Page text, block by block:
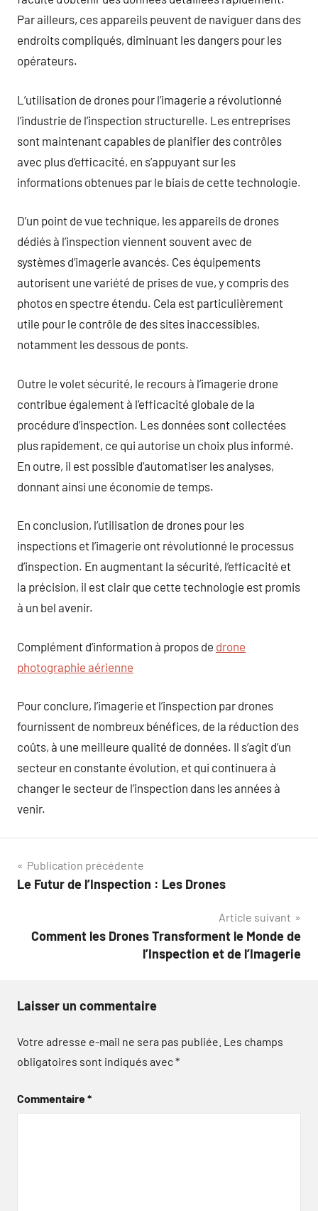
Par ailleurs, ces appareils peuvent de naviguer dans des
endroits compliqués, diminuant les dangers pour les
opérateurs.
L’utilisation de drones pour l’imagerie a révolutionné
l’industrie de l’inspection structurelle. Les entreprises
sont maintenant capables de planifier des contrôles
avec plus d’efficacité, en s’appuyant sur les
informations obtenues par le biais de cette technologie.
D’un point de vue technique, les appareils de drones
dédiés à l’inspection viennent souvent avec de
systèmes d’imagerie avancés. Ces équipements
autorisent une variété de prises de vue, y compris des
photos en spectre étendu. Cela est particulièrement
utile pour le contrôle de des sites inaccessibles,
notamment les dessous de ponts.
Outre le volet sécurité, le recours à l’imagerie drone
contribue également à l’efficacité globale de la
procédure d’inspection. Les données sont collectées
plus rapidement, ce qui autorise un choix plus informé.
En outre, il est possible d’automatiser les analyses,
donnant ainsi une économie de temps.
En conclusion, l’utilisation de drones pour les
inspections et l’imagerie ont révolutionné le processus
d’inspection. En augmentant la sécurité, l’efficacité et
la précision, il est clair que cette technologie est promis
à un bel avenir.
Complément d’information à propos de drone
photographie aérienne
Pour conclure, l’imagerie et l’inspection par drones
fournissent de nombreux bénéfices, de la réduction des
coûts, à une meilleure qualité de données. Il s’agit d’un
secteur en constante évolution, et qui continuera à
changer le secteur de l’inspection dans les années à
venir.
Navigation
de
Publication précédente
Le Futur de l’Inspection : Les Drones
Article suivant
Comment les Drones Transforment le Monde de
l’Inspection et de l’Imagerie
Laisser un commentaire
Votre adresse e-mail ne sera pas publiée. Les champs
obligatoires sont indiqués avec*
Commentaire*